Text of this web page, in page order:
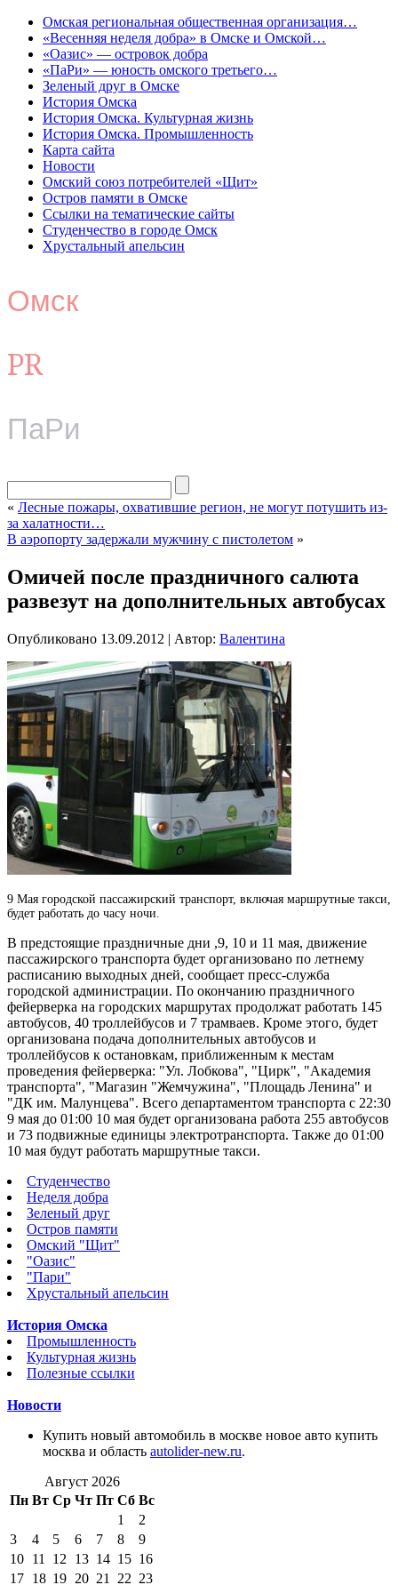
Омская региональная общественная организация…
«Весенняя неделя добра» в Омске и Омской…
«Оазис» — островок добра
«ПаРи» — юность омского третьего…
Зеленый друг в Омске
История Омска
История Омска. Культурная жизнь
История Омска. Промышленность
Карта сайта
Новости
Омский союз потребителей «Щит»
Остров памяти в Омске
Ссылки на тематические сайты
Студенчество в городе Омск
Хрустальный апельсин
Омск
PR
ПаРи
« Лесные пожары, охватившие регион, не могут потушить из-
за халатности…
В аэропорту задержали мужчину с пистолетом »
Омичей после праздничного салюта
развезут на дополнительных автобусах
Опубликовано 13.09.2012 | Автор: Валентина
9 Мая городской пассажирский транспорт, включая маршрутные такси,
будет работать до часу ночи.
В предстоящие праздничные дни ,9, 10 и 11 мая, движение
пассажирского транспорта будет организовано по летнему
расписанию выходных дней, сообщает пресс-служба
городской администрации. По окончанию праздничного
фейерверка на городских маршрутах продолжат работать 145
автобусов, 40 троллейбусов и 7 трамваев. Кроме этого, будет
организована подача дополнительных автобусов и
троллейбусов к остановкам, приближенным к местам
проведения фейерверка: "Ул. Лобкова", "Цирк", "Академия
транспорта", "Магазин "Жемчужина", "Площадь Ленина" и
"ДК им. Малунцева". Всего департаментом транспорта с 22:30
9 мая до 01:00 10 мая будет организована работа 255 автобусов
и 73 подвижные единицы электротранспорта. Также до 01:00
10 мая будут работать маршрутные такси.
Студенчество
Неделя добра
Зеленый друг
Остров памяти
Омский "Щит"
"Оазис"
"Пари"
Хрустальный апельсин
История Омска
Промышленность
Культурная жизнь
Полезные ссылки
Новости
Купить новый автомобиль в москве новое авто купить
москва и область autolider-new.ru.
Август 2026
Пн Вт Ср Чт Пт Сб Вс
1
2
3
4 5 6 7 8
9
10 11 12 13 14 15 16
17 18 19 20 21 22 23